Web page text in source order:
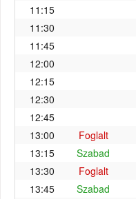
11:15
11:30
11:45
12:00
12:15
12:30
12:45
13:00
Foglalt
13:15
Szabad
13:30
Foglalt
13:45
Szabad